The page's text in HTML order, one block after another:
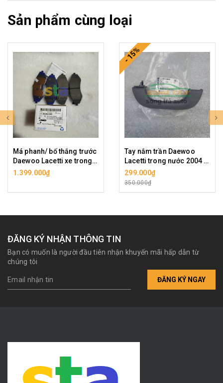
Sản phẩm cùng loại
Má phanh/ bố thắng trước
Daewoo Lacetti xe trong
nước. Ảnh là hàng chính
1.399.000₫
- 15%
Tay nắm trần Daewoo
Lacetti trong nước 2004 -
2009, hàng chính hãng
299.000₫
350.000₫
ĐĂNG KÝ NHẬN THÔNG TIN
Bạn có muốn là người đầu tiên nhận khuyến mãi hấp dẫn từ
chúng tôi
ĐĂNG KÝ NGAY